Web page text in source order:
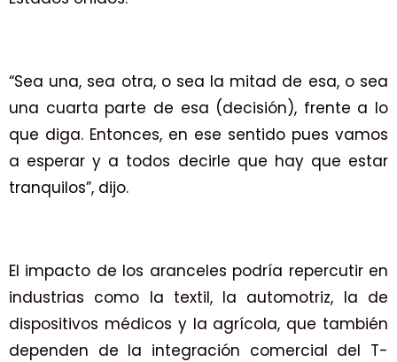
“Sea una, sea otra, o sea la mitad de esa, o sea
una cuarta parte de esa (decisión), frente a lo
que diga. Entonces, en ese sentido pues vamos
a esperar y a todos decirle que hay que estar
tranquilos”, dijo.
El impacto de los aranceles podría repercutir en
industrias como la textil, la automotriz, la de
dispositivos médicos y la agrícola, que también
dependen de la integración comercial del T-